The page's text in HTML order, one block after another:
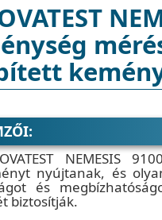
NEMESIS
nyújtanak, és
és
biztosítják.